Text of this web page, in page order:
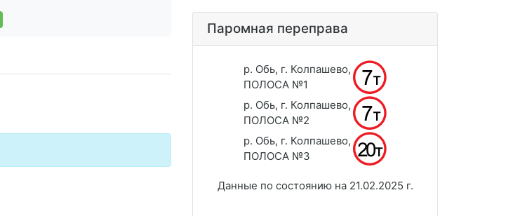
Паромная переправа
р. Обь, г. Колпашево,
ПОЛОСА №1
р. Обь, г. Колпашево,
ПОЛОСА №2
р. Обь, г. Колпашево,
ПОЛОСА №3
Данные по состоянию на 21.02.2025 г.